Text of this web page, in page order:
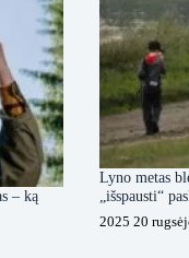
– ką
Lyno metas
„išspausti“
2025 20